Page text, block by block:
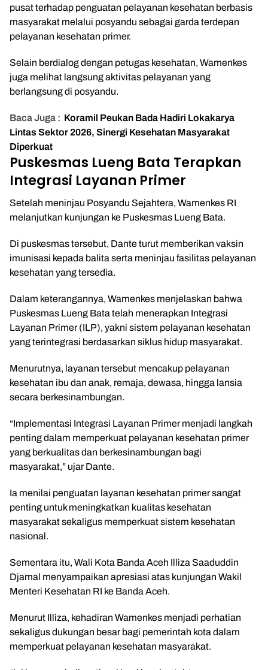
pusat terhadap penguatan pelayanan kesehatan berbasis
masyarakat melalui posyandu sebagai garda terdepan
pelayanan kesehatan primer.
Selain berdialog dengan petugas kesehatan, Wamenkes
juga melihat langsung aktivitas pelayanan yang
berlangsung di posyandu.
Baca Juga : Koramil Peukan Bada Hadiri Lokakarya
Lintas Sektor 2026, Sinergi Kesehatan Masyarakat
Diperkuat
Puskesmas Lueng Bata Terapkan
Integrasi Layanan Primer
Setelah meninjau Posyandu Sejahtera, Wamenkes RI
melanjutkan kunjungan ke Puskesmas Lueng Bata.
Di puskesmas tersebut, Dante turut memberikan vaksin
imunisasi kepada balita serta meninjau fasilitas pelayanan
kesehatan yang tersedia.
Dalam keterangannya, Wamenkes menjelaskan bahwa
Puskesmas Lueng Bata telah menerapkan Integrasi
Layanan Primer (ILP), yakni sistem pelayanan kesehatan
yang terintegrasi berdasarkan siklus hidup masyarakat.
Menurutnya, layanan tersebut mencakup pelayanan
kesehatan ibu dan anak, remaja, dewasa, hingga lansia
secara berkesinambungan.
“Implementasi Integrasi Layanan Primer menjadi langkah
penting dalam memperkuat pelayanan kesehatan primer
yang berkualitas dan berkesinambungan bagi
masyarakat,” ujar Dante.
Ia menilai penguatan layanan kesehatan primer sangat
penting untuk meningkatkan kualitas kesehatan
masyarakat sekaligus memperkuat sistem kesehatan
nasional.
Sementara itu, Wali Kota Banda Aceh Illiza Saaduddin
Djamal menyampaikan apresiasi atas kunjungan Wakil
Menteri Kesehatan RI ke Banda Aceh.
Menurut Illiza, kehadiran Wamenkes menjadi perhatian
sekaligus dukungan besar bagi pemerintah kota dalam
memperkuat pelayanan kesehatan masyarakat.